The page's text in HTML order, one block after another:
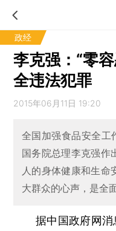
政经
李克强：“零
全违法犯罪
2015年06月11日 19:20
全国加强食品安全工
国务院总理李克强作
人的身体健康和生命
大群众的心声，是全
据中国政府网消